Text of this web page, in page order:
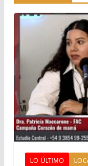
LO ÚLTIMO